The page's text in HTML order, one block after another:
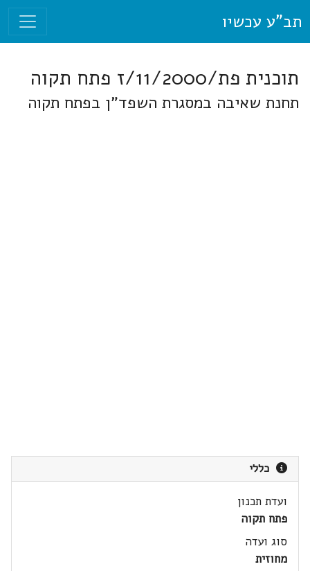
תב"ע עכשיו
תוכנית פת/11/2000/ז פתח תקוה
תחנת שאיבה במסגרת השפד"ן בפתח תקוה
כללי
ועדת תכנון
פתח תקוה
סוג ועדה
מחוזית